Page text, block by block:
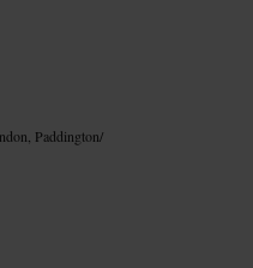
Paddington/